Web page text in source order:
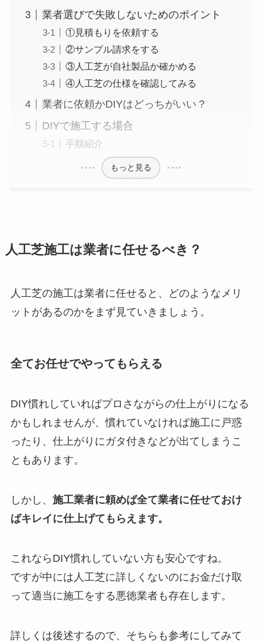
業者選びで失敗しないためのポイント
①見積もりを依頼する
②サンプル請求をする
③人工芝が自社製品か確かめる
④人工芝の仕様を確認してみる
業者に依頼かDIYはどっちがいい？
DIYで施工する場合
手順紹介
もっと見る
人工芝施工は業者に任せるべき？
人工芝の施工は業者に任せると、どのようなメリ
ットがあるのかをまず見ていきましょう。
全てお任せでやってもらえる
DIY慣れしていればプロさながらの仕上がりになる
かもしれませんが、慣れていなければ施工に戸惑
ったり、仕上がりにガタ付きなどが出てしまうこ
ともあります。
しかし、 施工業者に頼めば全て業者に任せておけ
ばキレイに仕上げてもらえます。
これならDIY慣れしていない方も安心ですね。
ですが中には人工芝に詳しくないのにお金だけ取
って適当に施工をする悪徳業者も存在します。
詳しくは後述するので、そちらも参考にしてみて